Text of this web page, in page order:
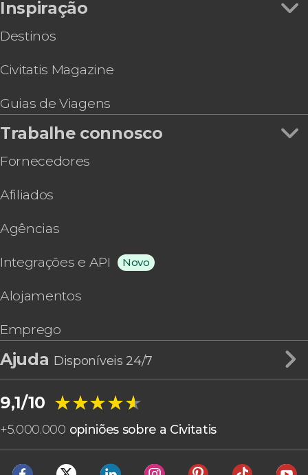
Inspiração
Destinos
Civitatis Magazine
Guias de Viagens
Trabalhe connosco
Fornecedores
Afiliados
Agências
Integrações e API Novo
Alojamentos
Emprego
Ajuda Disponíveis 24/7
9,1/10 ★★★★★
★★★★★
+5.000.000 opiniões sobre a Civitatis